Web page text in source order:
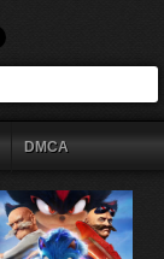
DMCA